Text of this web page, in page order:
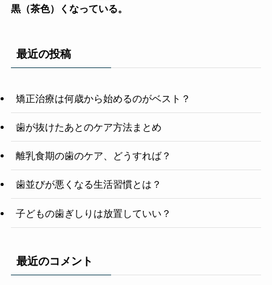
黒（茶色）くなっている。
最近の投稿
矯正治療は何歳から始めるのがベスト？
歯が抜けたあとのケア方法まとめ
離乳食期の歯のケア、どうすれば？
歯並びが悪くなる生活習慣とは？
子どもの歯ぎしりは放置していい？
最近のコメント